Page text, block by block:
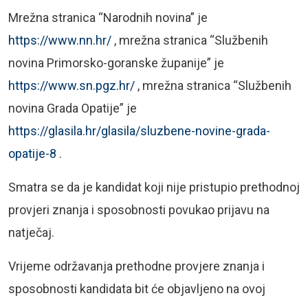
Mrežna stranica “Narodnih novina” je
https://www.nn.hr/ , mrežna stranica “Službenih
novina Primorsko-goranske županije” je
https://www.sn.pgz.hr/ , mrežna stranica “Službenih
novina Grada Opatije” je
https://glasila.hr/glasila/sluzbene-novine-grada-
opatije-8 .
Smatra se da je kandidat koji nije pristupio prethodnoj
provjeri znanja i sposobnosti povukao prijavu na
natječaj.
Vrijeme održavanja prethodne provjere znanja i
sposobnosti kandidata bit će objavljeno na ovoj